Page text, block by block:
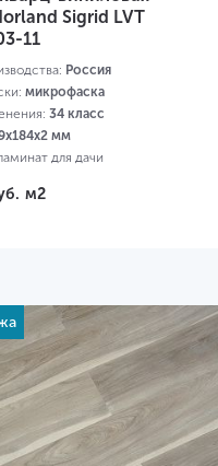
Sigrid LVT
11
Россия
микрофаска
34 класс
мм
для дачи
м2